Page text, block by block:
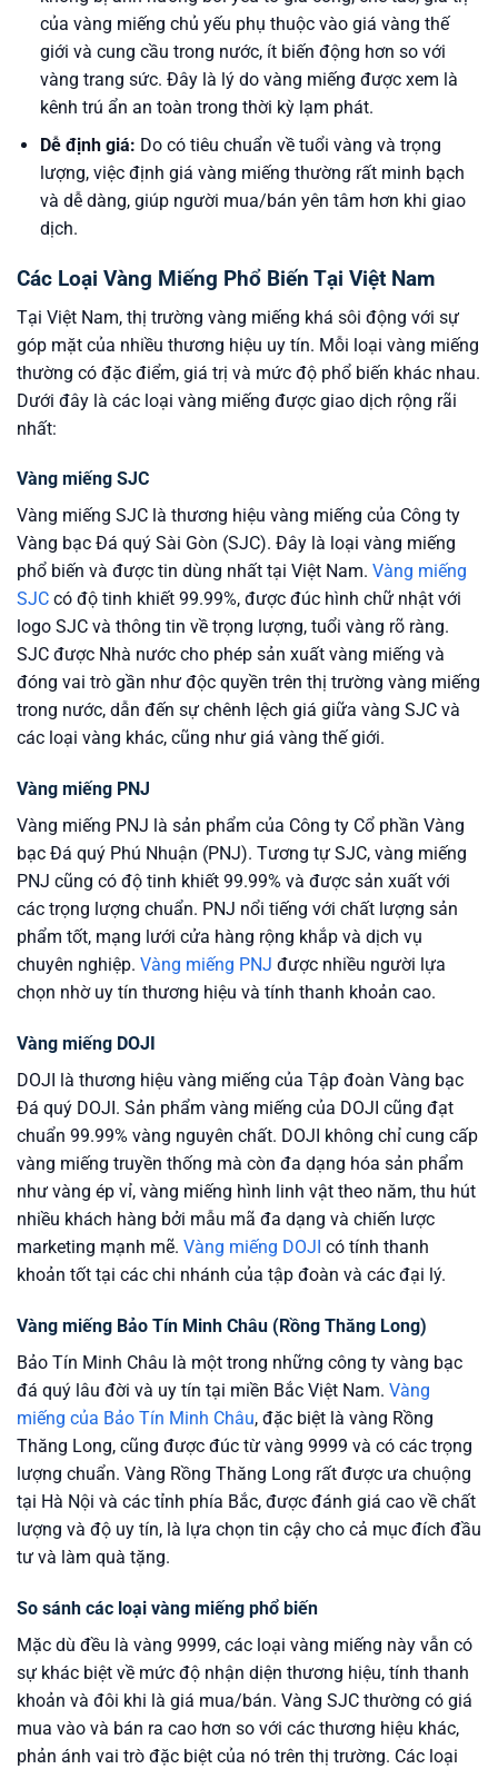
của vàng miếng chủ yếu phụ thuộc vào giá vàng thế
giới và cung cầu trong nước, ít biến động hơn so với
vàng trang sức. Đây là lý do vàng miếng được xem là
kênh trú ẩn an toàn trong thời kỳ lạm phát.
Dễ định giá: Do có tiêu chuẩn về tuổi vàng và trọng
lượng, việc định giá vàng miếng thường rất minh bạch
và dễ dàng, giúp người mua/bán yên tâm hơn khi giao
dịch.
Các Loại Vàng Miếng Phổ Biến Tại Việt Nam
Tại Việt Nam, thị trường vàng miếng khá sôi động với sự
góp mặt của nhiều thương hiệu uy tín. Mỗi loại vàng miếng
thường có đặc điểm, giá trị và mức độ phổ biến khác nhau.
Dưới đây là các loại vàng miếng được giao dịch rộng rãi
nhất:
Vàng miếng SJC
Vàng miếng SJC là thương hiệu vàng miếng của Công ty
Vàng bạc Đá quý Sài Gòn (SJC). Đây là loại vàng miếng
phổ biến và được tin dùng nhất tại Việt Nam. Vàng miếng
SJC có độ tinh khiết 99.99%, được đúc hình chữ nhật với
logo SJC và thông tin về trọng lượng, tuổi vàng rõ ràng.
SJC được Nhà nước cho phép sản xuất vàng miếng và
đóng vai trò gần như độc quyền trên thị trường vàng miếng
trong nước, dẫn đến sự chênh lệch giá giữa vàng SJC và
các loại vàng khác, cũng như giá vàng thế giới.
Vàng miếng PNJ
Vàng miếng PNJ là sản phẩm của Công ty Cổ phần Vàng
bạc Đá quý Phú Nhuận (PNJ). Tương tự SJC, vàng miếng
PNJ cũng có độ tinh khiết 99.99% và được sản xuất với
các trọng lượng chuẩn. PNJ nổi tiếng với chất lượng sản
phẩm tốt, mạng lưới cửa hàng rộng khắp và dịch vụ
chuyên nghiệp. Vàng miếng PNJ được nhiều người lựa
chọn nhờ uy tín thương hiệu và tính thanh khoản cao.
Vàng miếng DOJI
DOJI là thương hiệu vàng miếng của Tập đoàn Vàng bạc
Đá quý DOJI. Sản phẩm vàng miếng của DOJI cũng đạt
chuẩn 99.99% vàng nguyên chất. DOJI không chỉ cung cấp
vàng miếng truyền thống mà còn đa dạng hóa sản phẩm
như vàng ép vỉ, vàng miếng hình linh vật theo năm, thu hút
nhiều khách hàng bởi mẫu mã đa dạng và chiến lược
marketing mạnh mẽ. Vàng miếng DOJI có tính thanh
khoản tốt tại các chi nhánh của tập đoàn và các đại lý.
Vàng miếng Bảo Tín Minh Châu (Rồng Thăng Long)
Bảo Tín Minh Châu là một trong những công ty vàng bạc
đá quý lâu đời và uy tín tại miền Bắc Việt Nam. Vàng
miếng của Bảo Tín Minh Châu, đặc biệt là vàng Rồng
Thăng Long, cũng được đúc từ vàng 9999 và có các trọng
lượng chuẩn. Vàng Rồng Thăng Long rất được ưa chuộng
tại Hà Nội và các tỉnh phía Bắc, được đánh giá cao về chất
lượng và độ uy tín, là lựa chọn tin cậy cho cả mục đích đầu
tư và làm quà tặng.
So sánh các loại vàng miếng phổ biến
Mặc dù đều là vàng 9999, các loại vàng miếng này vẫn có
sự khác biệt về mức độ nhận diện thương hiệu, tính thanh
khoản và đôi khi là giá mua/bán. Vàng SJC thường có giá
mua vào và bán ra cao hơn so với các thương hiệu khác,
phản ánh vai trò đặc biệt của nó trên thị trường. Các loại